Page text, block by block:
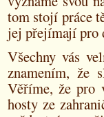
tom stojí práce
jej přejímají pro
Všechny vás
znamením, že
Věříme, že pro
hosty ze